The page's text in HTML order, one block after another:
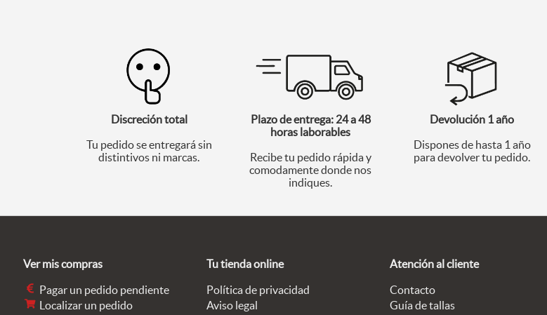
Discreción total
Tu pedido se entregará sin
distintivos ni marcas.
Plazo de entrega: 24 a 48
horas laborables
Recibe tu pedido rápida y
comodamente donde nos
indiques.
Devolución 1 año
Dispones de hasta 1 año
para devolver tu pedido.
Ver mis compras
Pagar un pedido pendiente
Localizar un pedido
Tu tienda online
Política de privacidad
Aviso legal
Atención al cliente
Contacto
Guía de tallas